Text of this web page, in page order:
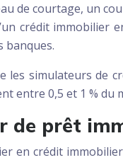
de courtage, un
crédit
banques.
les simulateurs de
entre 0,5 et 1 % du
de prêt
en crédit